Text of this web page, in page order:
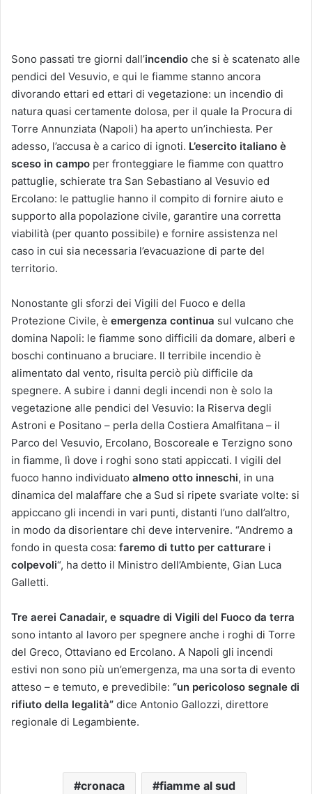
Sono passati tre giorni dall’incendio che si è scatenato alle
pendici del Vesuvio, e qui le fiamme stanno ancora
divorando ettari ed ettari di vegetazione: un incendio di
natura quasi certamente dolosa, per il quale la Procura di
Torre Annunziata (Napoli) ha aperto un’inchiesta. Per
adesso, l’accusa è a carico di ignoti. L’esercito italiano è
sceso in campo per fronteggiare le fiamme con quattro
pattuglie, schierate tra San Sebastiano al Vesuvio ed
Ercolano: le pattuglie hanno il compito di fornire aiuto e
supporto alla popolazione civile, garantire una corretta
viabilità (per quanto possibile) e fornire assistenza nel
caso in cui sia necessaria l’evacuazione di parte del
territorio.
Nonostante gli sforzi dei Vigili del Fuoco e della
Protezione Civile, è emergenza continua sul vulcano che
domina Napoli: le fiamme sono difficili da domare, alberi e
boschi continuano a bruciare. Il terribile incendio è
alimentato dal vento, risulta perciò più difficile da
spegnere. A subire i danni degli incendi non è solo la
vegetazione alle pendici del Vesuvio: la Riserva degli
Astroni e Positano – perla della Costiera Amalfitana – il
Parco del Vesuvio, Ercolano, Boscoreale e Terzigno sono
in fiamme, lì dove i roghi sono stati appiccati. I vigili del
fuoco hanno individuato almeno otto inneschi, in una
dinamica del malaffare che a Sud si ripete svariate volte: si
appiccano gli incendi in vari punti, distanti l’uno dall’altro,
in modo da disorientare chi deve intervenire. “Andremo a
fondo in questa cosa: faremo di tutto per catturare i
colpevoli“, ha detto il Ministro dell’Ambiente, Gian Luca
Galletti.
Tre aerei Canadair, e squadre di Vigili del Fuoco da terra
sono intanto al lavoro per spegnere anche i roghi di Torre
del Greco, Ottaviano ed Ercolano. A Napoli gli incendi
estivi non sono più un’emergenza, ma una sorta di evento
atteso – e temuto, e prevedibile: “un pericoloso segnale di
rifiuto della legalità” dice Antonio Gallozzi, direttore
regionale di Legambiente.
cronaca fiamme al sud